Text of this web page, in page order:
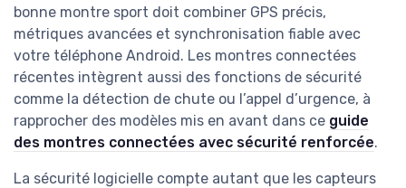
bonne montre sport doit combiner GPS précis,
métriques avancées et synchronisation fiable avec
votre téléphone Android. Les montres connectées
récentes intègrent aussi des fonctions de sécurité
comme la détection de chute ou l’appel d’urgence, à
rapprocher des modèles mis en avant dans ce guide
des montres connectées avec sécurité renforcée.
La sécurité logicielle compte autant que les capteurs